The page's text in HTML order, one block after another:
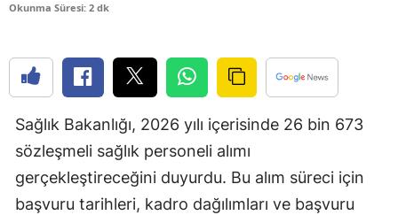
Diyarbakır
Erzincan
Okunma Süresi: 2 dk
Sağlık Bakanlığı, 2026 yılı içerisinde 26 bin 673
sözleşmeli sağlık personeli alımı
gerçekleştireceğini duyurdu. Bu alım süreci için
başvuru tarihleri, kadro dağılımları ve başvuru